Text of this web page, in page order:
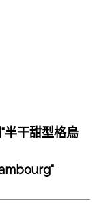
半干甜型格烏